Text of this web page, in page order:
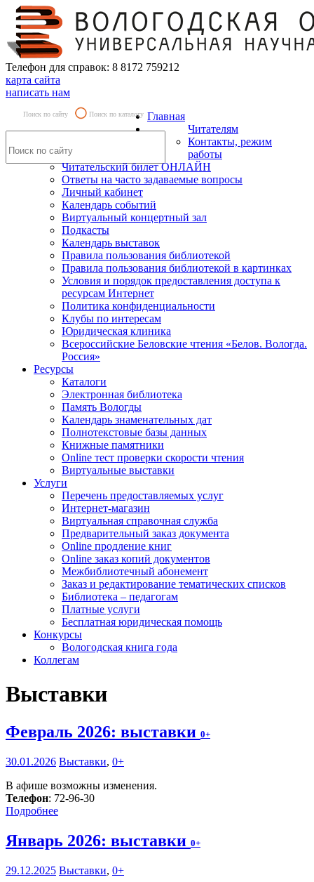
Телефон для справок: 8 8172 759212
карта сайта
написать нам
Поиск по сайту Поиск по каталогу Главная
Читателям
Контакты, режим
работы
Читательский билет ОНЛАЙН
Ответы на часто задаваемые вопросы
Личный кабинет
Календарь событий
Виртуальный концертный зал
Подкасты
Календарь выставок
Правила пользования библиотекой
Правила пользования библиотекой в картинках
Условия и порядок предоставления доступа к
ресурсам Интернет
Политика конфиденциальности
Клубы по интересам
Юридическая клиника
Всероссийские Беловские чтения «Белов. Вологда.
Россия»
Ресурсы
Каталоги
Электронная библиотека
Память Вологды
Календарь знаменательных дат
Полнотекстовые базы данных
Книжные памятники
Online тест проверки скорости чтения
Виртуальные выставки
Услуги
Перечень предоставляемых услуг
Интернет-магазин
Виртуальная справочная служба
Предварительный заказ документа
Online продление книг
Online заказ копий документов
Межбиблиотечный абонемент
Заказ и редактирование тематических списков
Библиотека – педагогам
Платные услуги
Бесплатная юридическая помощь
Конкурсы
Вологодская книга года
Коллегам
Выставки
Февраль 2026: выставки 0+
30.01.2026 Выставки, 0+
В афише возможны изменения.
Телефон: 72-96-30
Подробнее
Январь 2026: выставки 0+
29.12.2025 Выставки, 0+